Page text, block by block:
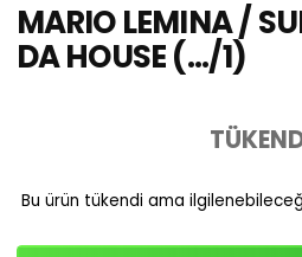
MARIO LEMINA /
DA HOUSE (.../1)
Bu ürün tükendi ama